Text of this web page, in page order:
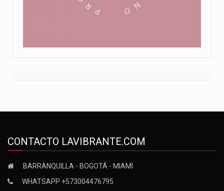
CONTACTO LAVIBRANTE.COM
BARRANQUILLA - BOGOTÁ - MIAMI
WHATSAPP +573004476795